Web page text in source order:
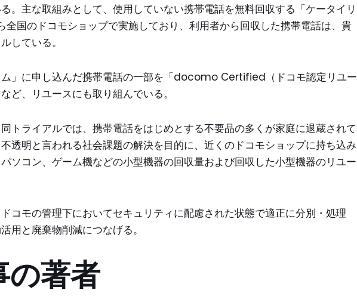
。主な取組みとして、使用していない携帯電話を無料回収する「ケータイリ
全国のドコモショップで実施しており、利用者から回収した携帯電話は、貴
している。
ム」に申し込んだ携帯電話の一部を「docomo Certified（ドコモ認定リユー
ど、リユースにも取り組んでいる。
トライアルでは、携帯電話をはじめとする不要品の多くが家庭に退蔵されて
透明と言われる社会課題の解決を目的に、近くのドコモショップに持ち込み
ソコン、ゲーム機などの小型機器の回収量および回収した小型機器のリユー
コモの管理下においてセキュリティに配慮された状態で適正に分別・処理
用と廃棄物削減につなげる。
の著者